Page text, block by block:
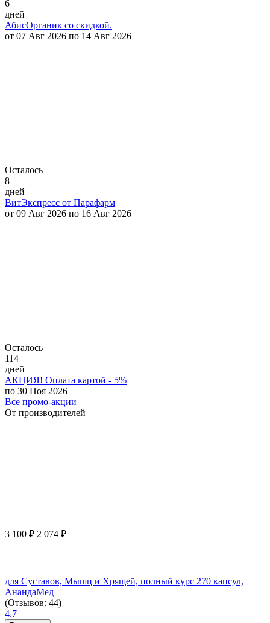
6
дней
АбисОрганик со скидкой.
от 07 Авг 2026 по 14 Авг 2026
Осталось
8
дней
ВитЭкспресс от Парафарм
от 09 Авг 2026 по 16 Авг 2026
Осталось
114
дней
АКЦИЯ! Оплата картой - 5%
по 30 Ноя 2026
Все промо-акции
От производителей
3 100 ₽ 2 074 ₽
для Суставов, Мышц и Хрящей, полный курс 270 капсул,
АнандаМед
(Отзывов: 44)
4.7